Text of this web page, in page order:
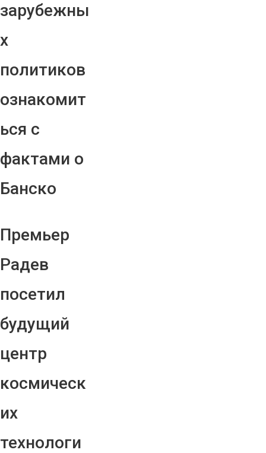
зарубежны
х
политиков
ознакомит
ься с
фактами о
Банско
Премьер
Радев
посетил
будущий
центр
космическ
их
технологи